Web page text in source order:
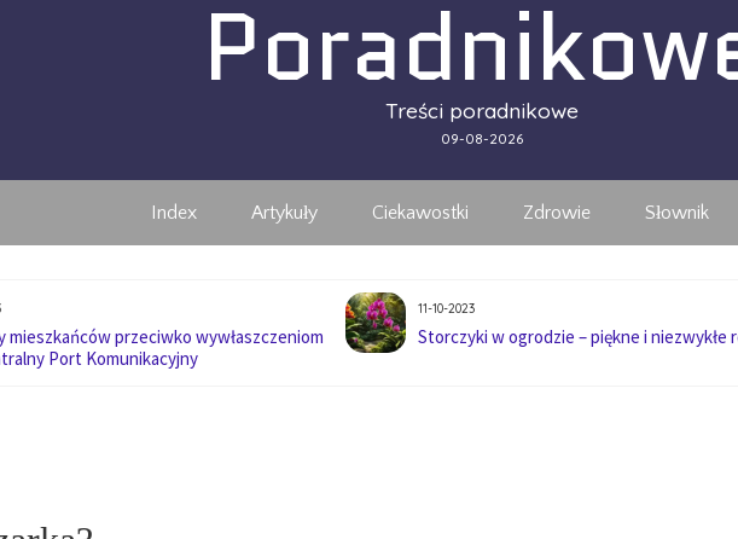
Treści poradnikowe
09-08-2026
Index Artykuły Ciekawostki Zdrowie Słownik
mieszkańców przeciwko wywłaszczeniom
Port Komunikacyjny
11-10-2023
Storczyki w ogrodzie – piękne i niezwykłe